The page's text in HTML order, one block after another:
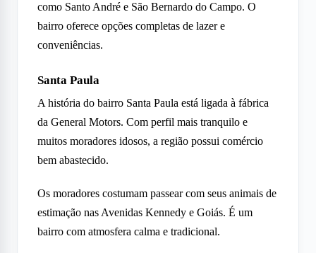
como Santo André e São Bernardo do Campo. O
bairro oferece opções completas de lazer e
conveniências.
Santa Paula
A história do bairro Santa Paula está ligada à fábrica
da General Motors. Com perfil mais tranquilo e
muitos moradores idosos, a região possui comércio
bem abastecido.
Os moradores costumam passear com seus animais de
estimação nas Avenidas Kennedy e Goiás. É um
bairro com atmosfera calma e tradicional.